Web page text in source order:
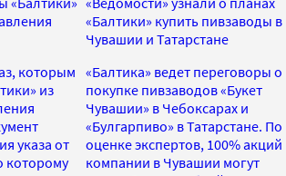
которым
из
указа от
которому
«Балтики» купить пивзаводы в
Чувашии и Татарстане
«Балтика» ведет переговоры о
покупке пивзаводов «Букет
Чувашии» в Чебоксарах и
«Булгарпиво» в Татарстане. По
оценке экспертов, 100% акций
компании в Чувашии могут